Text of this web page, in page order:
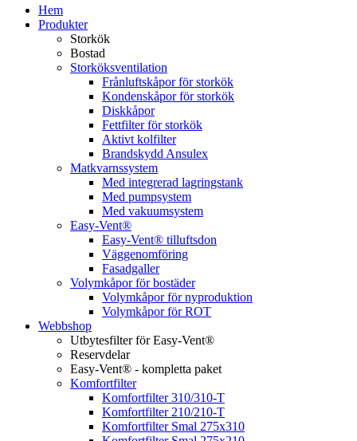
Hem
Produkter
Storkök
Bostad
Storköksventilation
Frånluftskåpor för storkök
Kondenskåpor för storkök
Diskkåpor
Fettfilter för storkök
Aktivt kolfilter
Brandskydd Ansulex
Matkvarnssystem
Med integrerad lagringstank
Med pumpsystem
Med vakuumsystem
Easy-Vent®
Easy-Vent® tilluftsdon
Väggenomföring
Fasadgaller
Volymkåpor för bostäder
Volymkåpor för nyproduktion
Volymkåpor för ROT
Webbshop
Utbytesfilter för Easy-Vent®
Reservdelar
Easy-Vent® - kompletta paket
Komfortfilter
Komfortfilter 310/310-T
Komfortfilter 210/210-T
Komfortfilter Smal 275x310